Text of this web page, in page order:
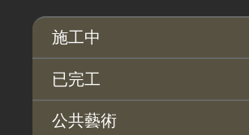
施工中
已完工
公共藝術